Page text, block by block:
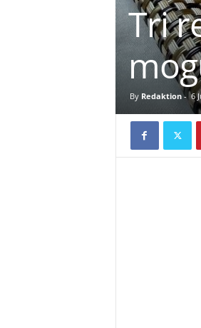
Tri
By Redaktion- 6